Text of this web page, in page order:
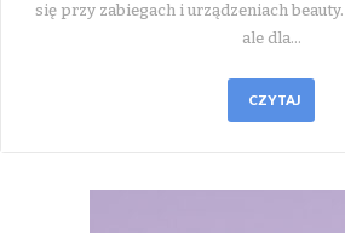
się przy zabiegach i urządzeniach
ale dla…
CZYTAJ